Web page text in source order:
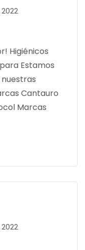
Higiénicos
Estamos
Cantauro
Marcas